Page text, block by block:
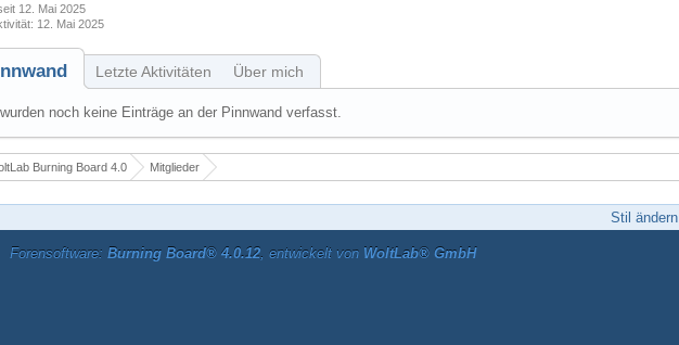
12. Mai 2025
12. Mai 2025
Letzte Aktivitäten Über mich
noch keine Einträge an der Pinnwand verfasst.
Burning Board 4.0 Mitglieder
Stil ändern
Forensoftware: Burning Board® 4.0.12, entwickelt von WoltLab® GmbH